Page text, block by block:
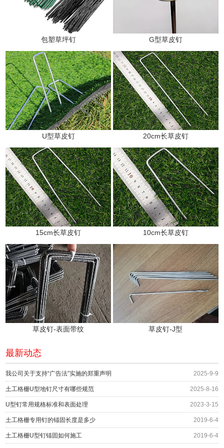
包塑草坪钉 G型草皮钉
U型草皮钉 20cm长草皮钉
15cm长草皮钉 10cm长草皮钉
草皮钉-表面带纹 草皮钉-J型
最新动态
我公司关于支持“广告法”实施的郑重声明 2025-9-9
土工格栅U型地钉尺寸有哪些规范 2025-8-16
U型钉常用规格标准和表面处理 2023-3-15
土工格栅专用钉的锚固长度是多少 2019-6-4
土工格栅U型钉锚固如何施工 2019-6-4